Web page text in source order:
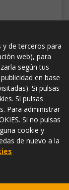
Vicente
técnica
enmarcarlo con
Contiene
y de terceros para
web), para
según tus
en base
Si pulsas
Si pulsas
Para administrar
Si no pulsas
cookie y
de nuevo a la